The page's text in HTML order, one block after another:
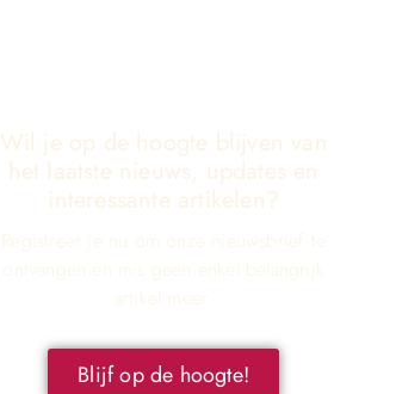
Wil je op de hoogte blijven van
het laatste nieuws, updates en
interessante artikelen?
Registreer je nu om onze nieuwsbrief te
ontvangen en mis geen enkel belangrijk
artikel meer.
Blijf op de hoogte!